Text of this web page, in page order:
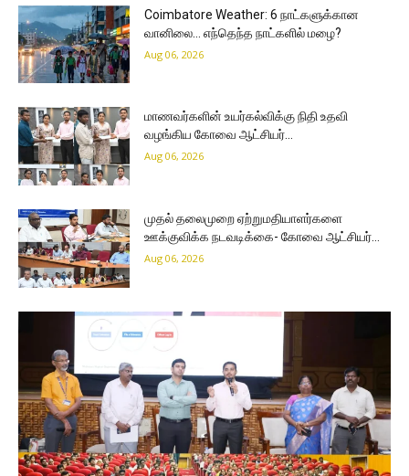
Coimbatore Weather: 6 நாட்களுக்கான
வானிலை… எந்தெந்த நாட்களில் மழை?
Aug 06, 2026
மாணவர்களின் உயர்கல்விக்கு நிதி உதவி
வழங்கிய கோவை ஆட்சியர்…
Aug 06, 2026
முதல் தலைமுறை ஏற்றுமதியாளர்களை
ஊக்குவிக்க நடவடிக்கை- கோவை ஆட்சியர்…
Aug 06, 2026